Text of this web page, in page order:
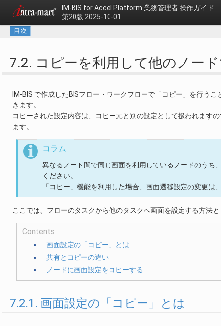
IM-BIS for Accel Platform 業務管理者 操作ガイド
第20版 2025-10-01
目次
7.2. コピーを利用して他のノー
IM-BIS で作成したBISフロー・ワークフローで「コピー」を行う
きます。
コピーされた設定内容は、コピー元と別の設定として扱われます
ます。
コラム
異なるノード間で同じ画面を利用しているノードのうち
ください。
「コピー」機能を利用した場合、画面遷移設定の変更
ここでは、フローのタスクから他のタスクへ画面を設定する方法
Contents
画面設定の「コピー」とは
共有とコピーの違い
ノードに画面設定をコピーする
7.2.1. 画面設定の「コピー」とは